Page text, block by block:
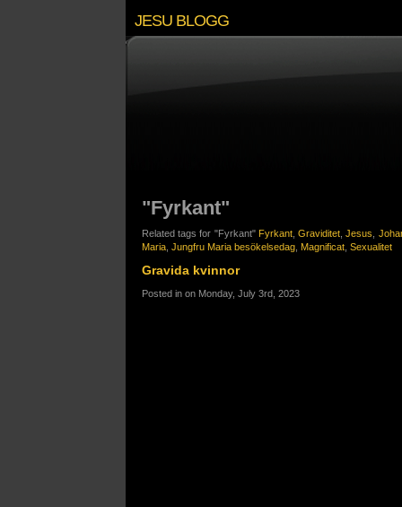
JESU BLOGG
"Fyrkant"
Related tags for "Fyrkant" Fyrkant,Graviditet,Jesus,
Maria, Jungfru Maria besökelsedag, Magnificat, Sexualitet
Gravida kvinnor
Posted in on Monday, July 3rd, 2023